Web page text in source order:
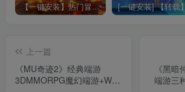
【一键安装】热门冒险策略类游戏崩坏：星穹铁道全新2.3版本一键端+一键代理+一键启动+免虚拟机
上一篇
《MU奇迹2》经典端游
3DMMORPG魔幻端游+WIN
《黑
端游三